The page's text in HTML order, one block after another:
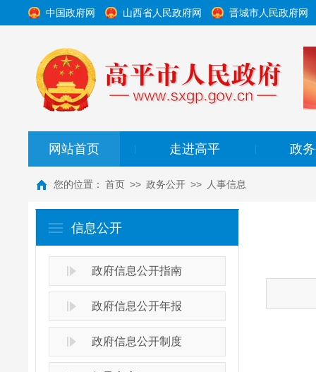
中国政府网 山西省人民政府网 晋城市人民政府网
网站首页 走进高平 政
您的位置： 首页 >> 政务公开 >> 人事信息
信息公开
政府信息公开指南
政府信息公开年报
政府信息公开制度